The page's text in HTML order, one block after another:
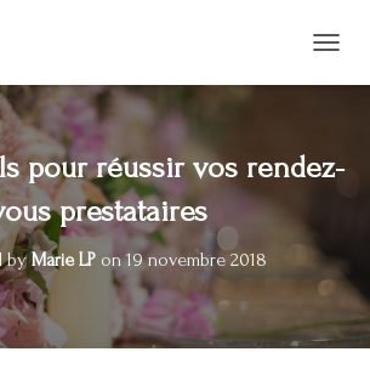
O
E
I
T
pour réussir vos rendez-
prestataires
byMarie LP on19 novembre 2018